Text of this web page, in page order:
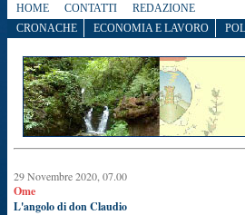
HOME CONTATTI
REDAZIONE
CRONACHE
ECONOMIA E LAVORO
29 Novembre 2020, 07.00
Ome
L'angolo di don Claudio